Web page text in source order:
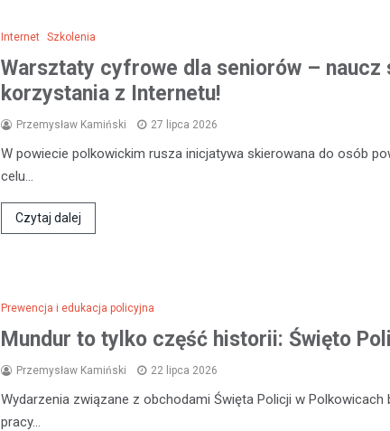
Internet Szkolenia
Warsztaty cyfrowe dla seniorów – naucz
korzystania z Internetu!
Przemysław Kamiński 27 lipca 2026
W powiecie polkowickim rusza inicjatywa skierowana do osób
celu…
Czytaj dalej
Prewencja i edukacja policyjna
Mundur to tylko część historii: Święto
Przemysław Kamiński 22 lipca 2026
Wydarzenia związane z obchodami Święta Policji w Polkowicach
pracy…